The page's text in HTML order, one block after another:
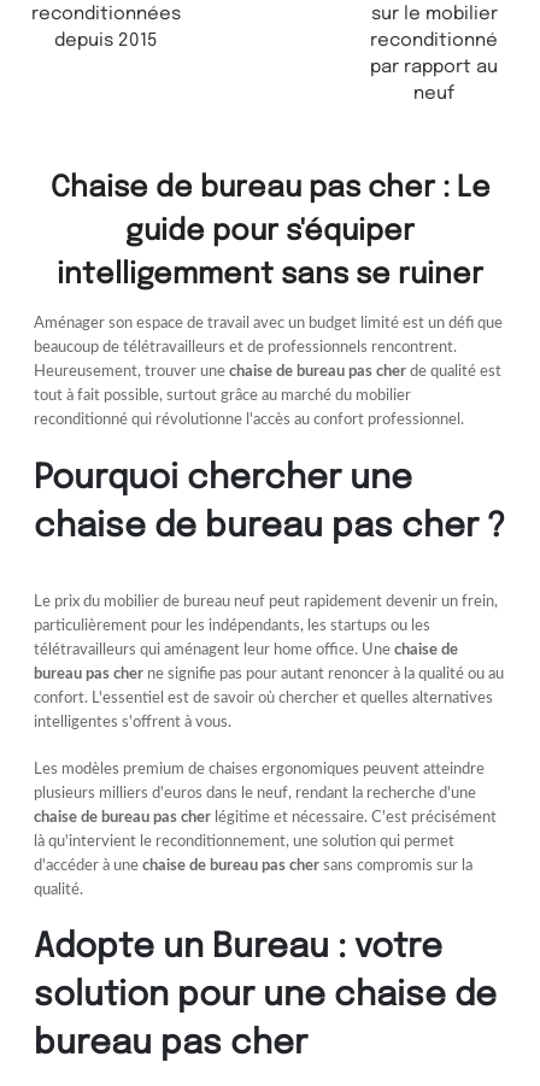
reconditionnées
depuis 2015
sur le mobilier
reconditionné
par rapport au
neuf
Chaise de bureau pas cher : Le
guide pour s'équiper
intelligemment sans se ruiner
Aménager son espace de travail avec un budget limité est un défi que
beaucoup de télétravailleurs et de professionnels rencontrent.
Heureusement, trouver unechaise de bureau pas cher de qualité est
tout à fait possible, surtout grâce au marché du mobilier
reconditionné qui révolutionne l'accès au confort professionnel.
Pourquoi chercher une
chaise de bureau pas cher ?
Le prix du mobilier de bureau neuf peut rapidement devenir un frein,
particulièrement pour les indépendants, les startups ou les
télétravailleurs qui aménagent leur home office. Unechaise de
bureau pas cher ne signifie pas pour autant renoncer à la qualité ou au
confort. L'essentiel est de savoir où chercher et quelles alternatives
intelligentes s'offrent à vous.
Les modèles premium de chaises ergonomiques peuvent atteindre
plusieurs milliers d'euros dans le neuf, rendant la recherche d'une
chaise de bureau pas cher légitime et nécessaire. C'est précisément
là qu'intervient le reconditionnement, une solution qui permet
d'accéder à unechaise de bureau pas cher sans compromis sur la
qualité.
Adopte un Bureau : votre
solution pour une chaise de
bureau pas cher